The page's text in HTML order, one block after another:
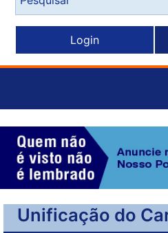
Login
Unificação do